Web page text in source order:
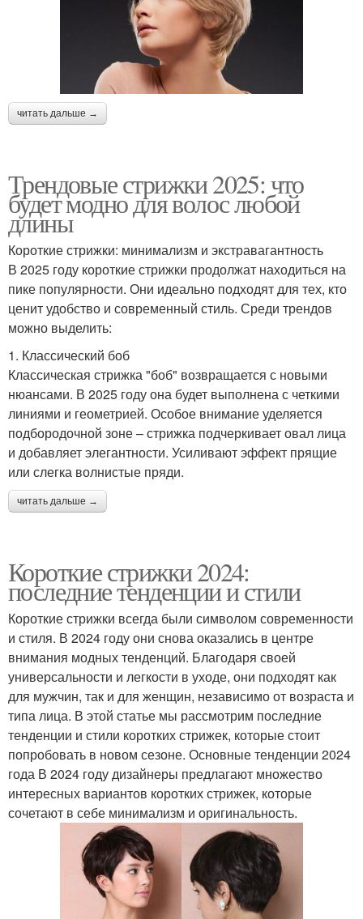
читать дальше →
Трендовые стрижки 2025: что
будет модно для волос любой
длины
Короткие стрижки: минимализм и экстравагантность
В 2025 году короткие стрижки продолжат находиться на
пике популярности. Они идеально подходят для тех, кто
ценит удобство и современный стиль. Среди трендов
можно выделить:
1. Классический боб
Классическая стрижка "боб" возвращается с новыми
нюансами. В 2025 году она будет выполнена с четкими
линиями и геометрией. Особое внимание уделяется
подбородочной зоне – стрижка подчеркивает овал лица
и добавляет элегантности. Усиливают эффект прящие
или слегка волнистые пряди.
читать дальше →
Короткие стрижки 2024:
последние тенденции и стили
Короткие стрижки всегда были символом современности
и стиля. В 2024 году они снова оказались в центре
внимания модных тенденций. Благодаря своей
универсальности и легкости в уходе, они подходят как
для мужчин, так и для женщин, независимо от возраста и
типа лица. В этой статье мы рассмотрим последние
тенденции и стили коротких стрижек, которые стоит
попробовать в новом сезоне. Основные тенденции 2024
года В 2024 году дизайнеры предлагают множество
интересных вариантов коротких стрижек, которые
сочетают в себе минимализм и оригинальность.